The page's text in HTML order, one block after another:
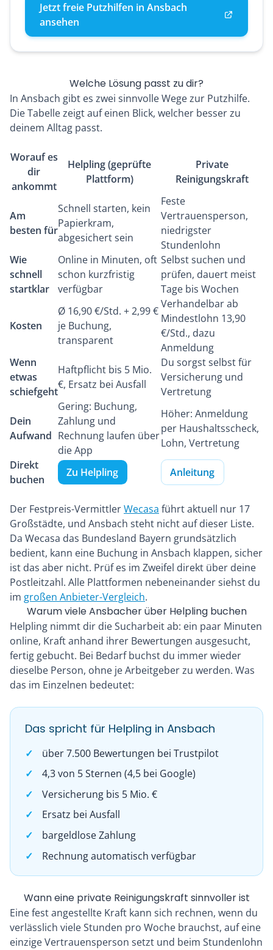
Jetzt freie Putzhilfen in Ansbach
ansehen
Welche Lösung passt zu dir?
In Ansbach gibt es zwei sinnvolle Wege zur Putzhilfe.
Die Tabelle zeigt auf einen Blick, welcher besser zu
deinem Alltag passt.
Worauf es
dir
ankommt
Helpling (geprüfte
Plattform)
Private
Reinigungskraft
Am
besten für
Schnell starten, kein
Papierkram,
abgesichert sein
Feste
Vertrauensperson,
niedrigster
Stundenlohn
Wie
schnell
startklar
Online in Minuten, oft
schon kurzfristig
verfügbar
Selbst suchen und
prüfen, dauert meist
Tage bis Wochen
Kosten
Ø 16,90 €/Std. + 2,99 €
je Buchung,
transparent
Verhandelbar ab
Mindestlohn 13,90
€/Std., dazu
Anmeldung
Wenn
etwas
schiefgeht
Haftpflicht bis 5 Mio.
€, Ersatz bei Ausfall
Du sorgst selbst für
Versicherung und
Vertretung
Dein
Aufwand
Gering: Buchung,
Zahlung und
Rechnung laufen über
die App
Höher: Anmeldung
per Haushaltsscheck,
Lohn, Vertretung
Direkt
buchen
Zu Helpling Anleitung
Der Festpreis-VermittlerWecasa führt aktuell nur 17
Großstädte, und Ansbach steht nicht auf dieser Liste.
Da Wecasa das Bundesland Bayern grundsätzlich
bedient, kann eine Buchung in Ansbach klappen, sicher
ist das aber nicht. Prüf es im Zweifel direkt über deine
Postleitzahl. Alle Plattformen nebeneinander siehst du
im großen Anbieter-Vergleich.
Warum viele Ansbacher über Helpling buchen
Helpling nimmt dir die Sucharbeit ab: ein paar Minuten
online, Kraft anhand ihrer Bewertungen ausgesucht,
fertig gebucht. Bei Bedarf buchst du immer wieder
dieselbe Person, ohne je Arbeitgeber zu werden. Was
das im Einzelnen bedeutet:
Das spricht für Helpling in Ansbach
über 7.500 Bewertungen bei Trustpilot
4,3 von 5 Sternen (4,5 bei Google)
Versicherung bis 5 Mio. €
Ersatz bei Ausfall
bargeldlose Zahlung
Rechnung automatisch verfügbar
Wann eine private Reinigungskraft sinnvoller ist
Eine fest angestellte Kraft kann sich rechnen, wenn du
verlässlich viele Stunden pro Woche brauchst, auf eine
einzige Vertrauensperson setzt und beim Stundenlohn